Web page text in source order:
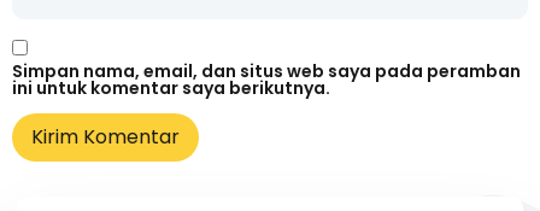
Simpan nama, email, dan situs web saya pada peramban
ini untuk komentar saya berikutnya.